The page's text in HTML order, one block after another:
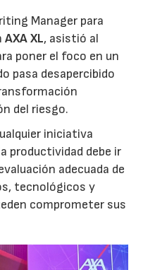
Manager para
AXA XL, asistió al
poner el foco en un
pasa desapercibido
del riesgo.
iniciativa
productividad debe ir
adecuada de
tecnológicos y
comprometer sus